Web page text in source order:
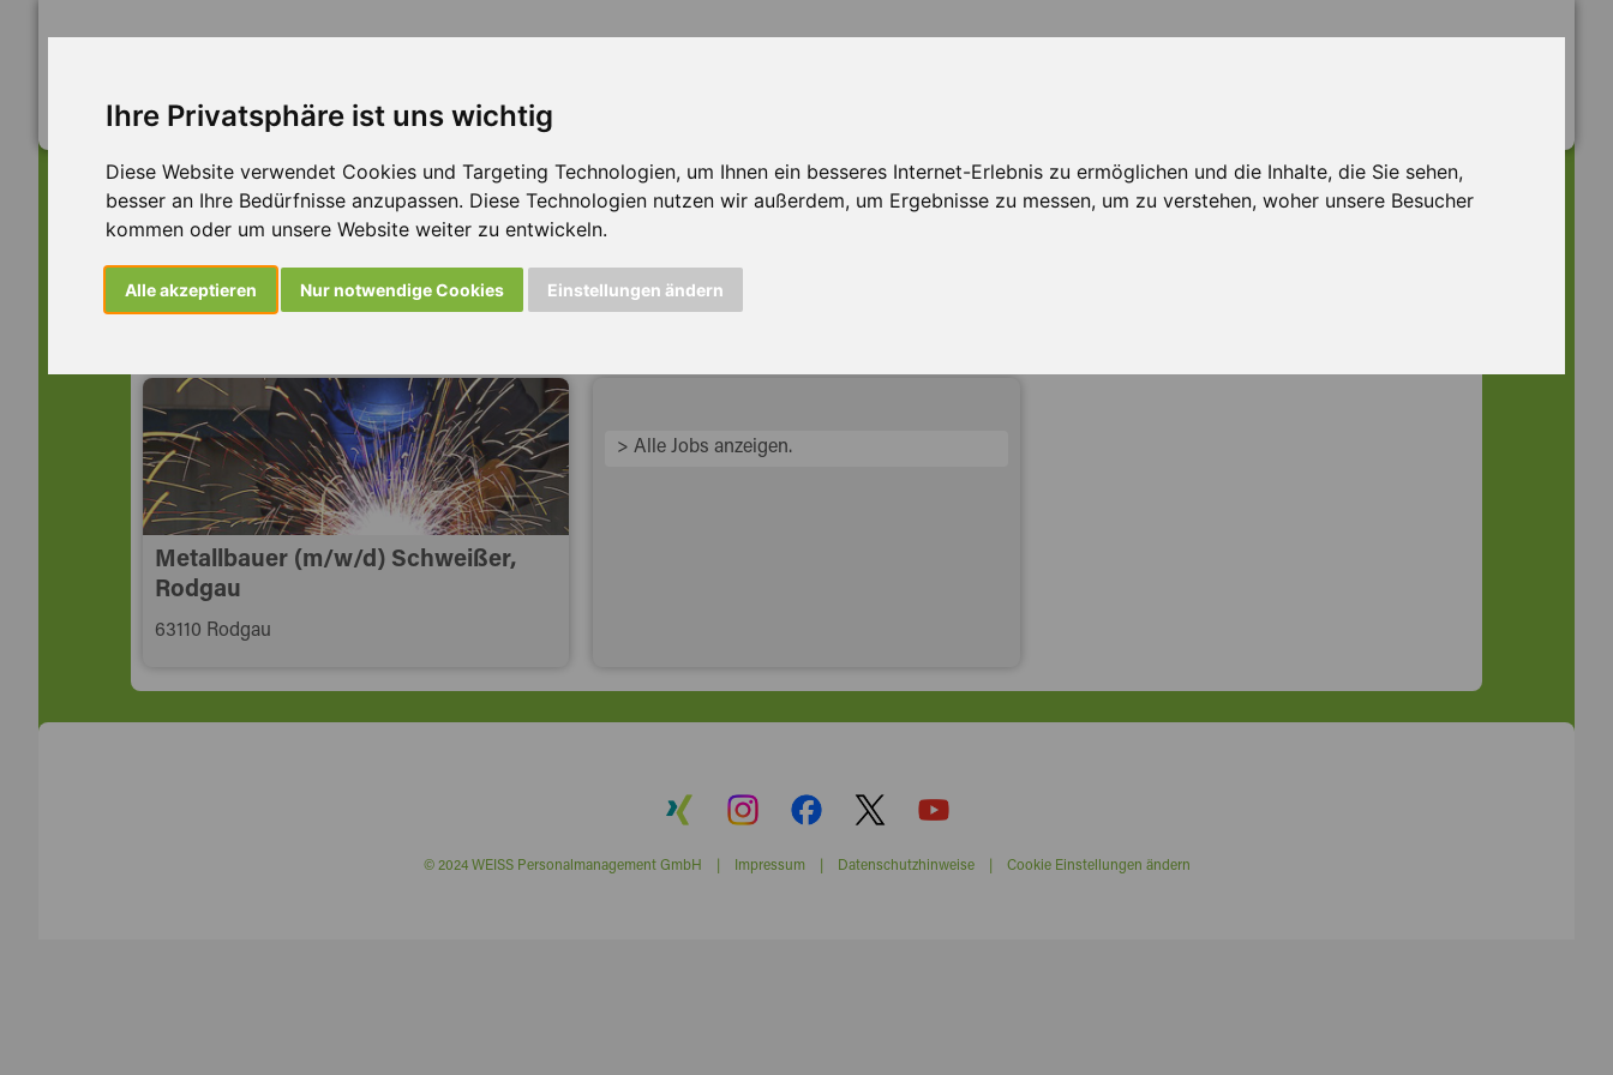
Ihre Privatsphäre ist uns wichtig
Diese Website verwendet Cookies und Targeting Technologien, um Ihnen ein besseres Internet-Erlebnis zu ermöglichen und die Inhalte, die Sie sehen,
besser an Ihre Bedürfnisse anzupassen. Diese Technologien nutzen wir außerdem, um Ergebnisse zu messen, um zu verstehen, woher unsere Besucher
kommen oder um unsere Website weiter zu entwickeln.
Alle akzeptieren Nur notwendige Cookies Einstellungen ändern
Dieser Job ist leider nicht mehr verfügbar ...
... aber vielleicht ist hier etwas dabei:
Metallbauer (m/w/d) Schweißer,
Rodgau
63110 Rodgau
> Alle Jobs anzeigen.
© 2024 WEISS Personalmanagement GmbH | Impressum| Datenschutzhinweise| Cookie Einstellungen ändern